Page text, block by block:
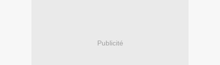
Publicité